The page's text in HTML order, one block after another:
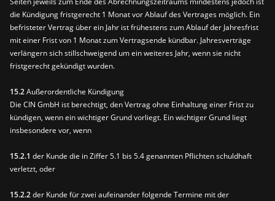
die Kündigung fristgerecht 1 Monat vor Ablauf des Vertrages möglich. Ein
befristeter Vertrag über ein Jahr ist frühestens zum Ablauf der Jahresfrist
mit einer Frist von 1 Monat zum Vertragsende kündbar. Jahresverträge
verlängern sich stillschweigend um ein weiteres Jahr, wenn sie nicht
fristgerecht gekündigt wurden.
15.2Außerordentliche Kündigung
Die CIN GmbH ist berechtigt, den Vertrag ohne Einhaltung einer Frist zu
kündigen, wenn ein wichtiger Grund vorliegt. Ein wichtiger Grund liegt
insbesondere vor, wenn
15.2.1 der Kunde die in Ziffer 5.1 bis 5.4 genannten Pflichten schuldhaft
verletzt, oder
15.2.2der Kunde für zwei aufeinander folgende Termine mit der